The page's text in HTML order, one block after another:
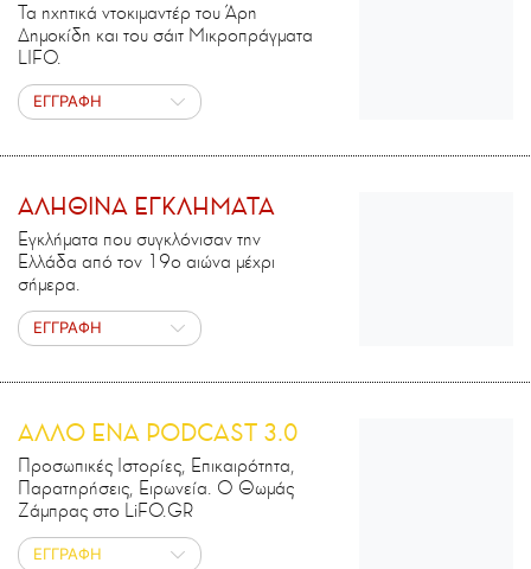
Τα ηχητικά ντοκιμαντέρ του Άρη
Δημοκίδη και του σάιτ Μικροπράγματα
LIFO.
ΕΓΓΡΑΦΗ
ΑΛΗΘΙΝΑ ΕΓΚΛΗΜΑΤΑ
Εγκλήματα που συγκλόνισαν την
Ελλάδα από τον 19ο αιώνα μέχρι
σήμερα.
ΕΓΓΡΑΦΗ
ΑΛΛΟ ΕΝΑ PODCAST 3.0
Προσωπικές Ιστορίες, Επικαιρότητα,
Παρατηρήσεις, Ειρωνεία. Ο Θωμάς
Ζάμπρας στο LiFO.GR
ΕΓΓΡΑΦΗ